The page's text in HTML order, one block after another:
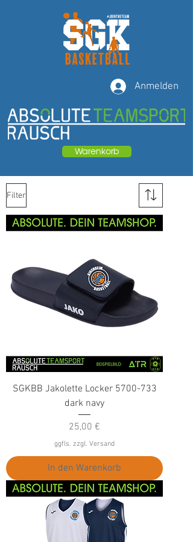
Anmelden
Warenkorb
Filter
SGKBB Jakolette Locker 5700-733
dark navy
Preis
25,00 €
ggfls. zzgl. Versand
In den Warenkorb